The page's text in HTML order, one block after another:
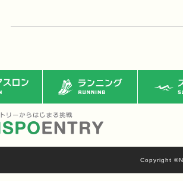
ン ランニング ス
Copyright